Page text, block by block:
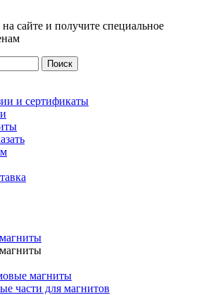
на сайте и получите специальное
Поиск
и сертификаты
магниты
части для магнитов